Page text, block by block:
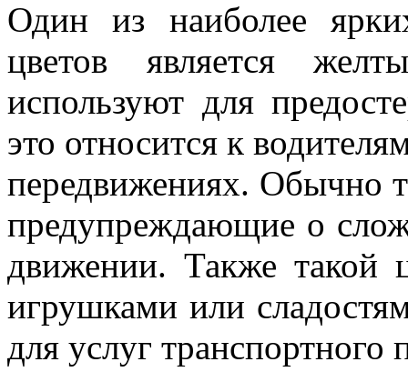
Один из наиболее
цветов является
используют для
это относится к
передвижениях. Обычно
предупреждающие о
движении. Также такой
игрушками или
для услуг транспортного